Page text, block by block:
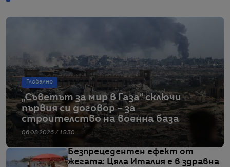
Глобално
„Съветът за мир в Газа“ сключи
първия си договор – за
строителство на военна база
06.08.2026 / 15:30
Безпрецедентен ефект от
жегата: Цяла Италия е в здравна